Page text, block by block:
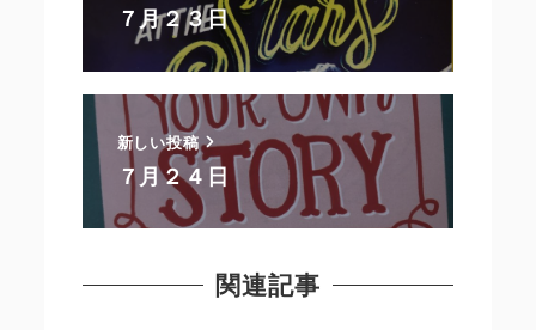
７月２３日
新しい投稿
７月２４日
関連記事